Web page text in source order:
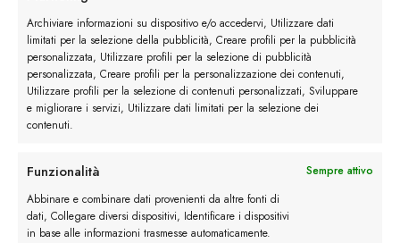
Archiviare informazioni su dispositivo e/o accedervi, Utilizzare dati
limitati per la selezione della pubblicità, Creare profili per la pubblicità
personalizzata, Utilizzare profili per la selezione di pubblicità
personalizzata, Creare profili per la personalizzazione dei contenuti,
Utilizzare profili per la selezione di contenuti personalizzati, Sviluppare
e migliorare i servizi, Utilizzare dati limitati per la selezione dei
contenuti.
Funzionalità
Sempre attivo
Abbinare e combinare dati provenienti da altre fonti di
dati, Collegare diversi dispositivi, Identificare i dispositivi
in base alle informazioni trasmesse automaticamente.
impediranno di sembrare come se fossi entrato in
ufficio direttamente dopo la festa della sera prima
Stivaletto Chelsea e pantaloni chino
Altro consiglio chiave su come vestire gli stivaletti
Più eleganti dei jeans ma meno formali di un abito,
i pantaloni chino e gli stivaletti Chelsea creano un
mix perfetto di raffinatezza e stile.Il trucco
qui è capire la vestibilità e sovrapporre i pezzi